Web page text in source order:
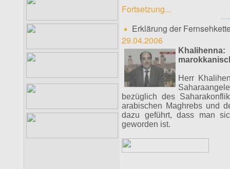
Fortsetzung...
Erklärung der
29.04.2006
Herr
bezüglich des
arabischen Maghrebs und
dazu geführt, dass man
geworden ist.